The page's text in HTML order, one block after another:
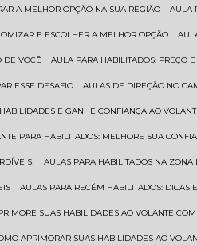
A MELHOR OPÇÃO NA SUA REGIÃO
E ESCOLHER A MELHOR OPÇÃO
DE VOCÊ AULA PARA HABILITADOS: PREÇO
ESSE DESAFIO AULAS DE DIREÇÃO NO
E GANHE CONFIANÇA AO
PARA HABILITADOS: MELHORE SUA
AULAS PARA HABILITADOS NA
AULAS PARA RECÉM HABILITADOS:
SUAS HABILIDADES AO VOLANTE
APRIMORAR SUAS HABILIDADES AO